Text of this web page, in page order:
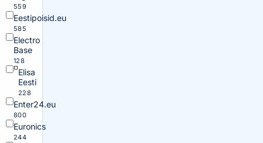
559
Eestipoisid.eu
585
Electro
Base
128
Elisa
Eesti
228
Enter24.eu
800
Euronics
244